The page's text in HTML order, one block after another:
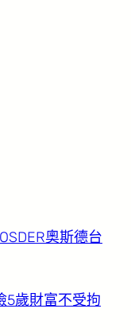
奧斯德台
5歲財富不受拘